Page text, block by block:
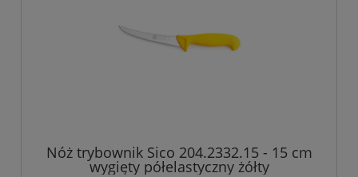
Nóż trybownik Sico 204.2332.15 - 15 cm
wygięty półelastyczny żółty